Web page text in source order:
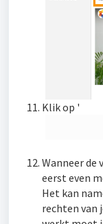
Klik op '
Wanneer de
eerst even
Het kan
rechten van